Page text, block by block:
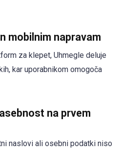
mobilnim napravam
za klepet, Uhmegle deluje
kar uporabnikom omogoča
na prvem
naslovi ali osebni podatki niso